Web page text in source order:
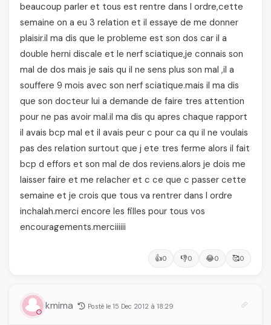
beaucoup parler et tous est rentre dans l ordre,cette
semaine on a eu 3 relation et il essaye de me donner
plaisir.il ma dis que le probleme est son dos car il a
double herni discale et le nerf sciatique,je connais son
mal de dos mais je sais qu il ne sens plus son mal ,il a
souffere 9 mois avec son nerf sciatique.mais il ma dis
que son docteur lui a demande de faire tres attention
pour ne pas avoir mal.il ma dis qu apres chaque rapport
il avais bcp mal et il avais peur c pour ca qu il ne voulais
pas des relation surtout que j ete tres ferme alors il fait
bcp d effors et son mal de dos reviens.alors je dois me
laisser faire et me relacher et c ce que c passer cette
semaine et je crois que tous va rentrer dans l ordre
inchalah.merci encore les filles pour tous vos
encouragements.merciiiiii
👍0 👎0 😂0 🥰0
kmima Posté le 15 Dec 2012 à 18:29